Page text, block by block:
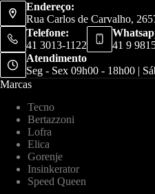
Endereço:
Rua Carlos de Carvalho,
Telefone:
41 3013-1122
41 9
Atendimento
Seg - Sex 09h00 - 18h00 |
Marcas
Tecno
Bertazzoni
Lofra
Elica
Gorenje
Insinkerator
Speed Queen